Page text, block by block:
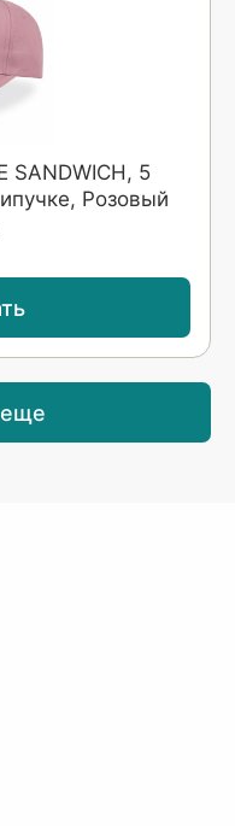
SANDWICH, 5
Розовый
еще